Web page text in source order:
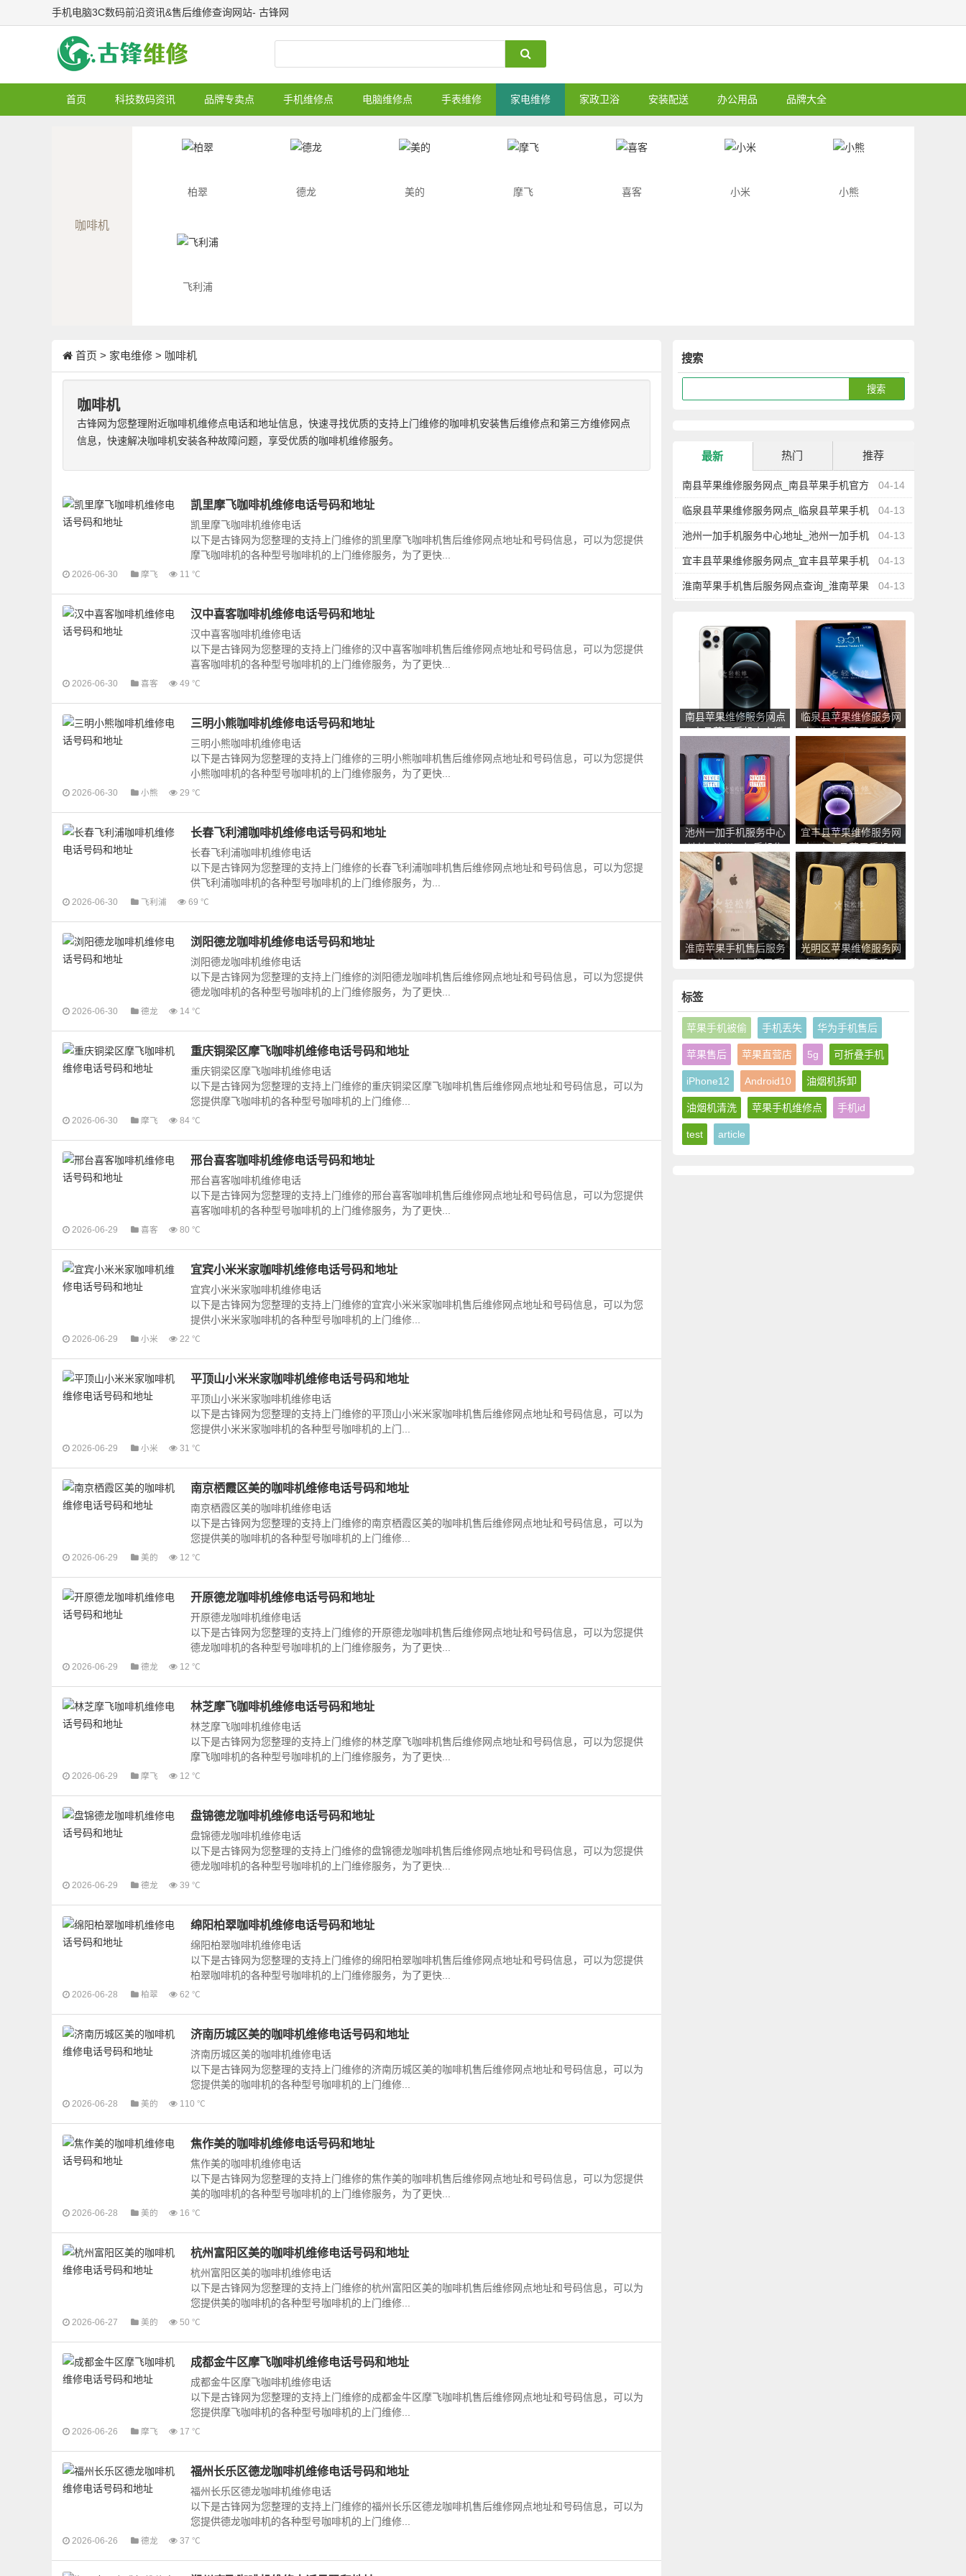
手机电脑3C数码前沿资讯&售后维修查询网站- 古锋网
首页 科技数码资讯 品牌专卖点 手机维修点 电脑维修点 手表维修 家电维修 家政卫浴 安装配送 办公用品 品牌大全
咖啡机
柏翠 德龙 美的 摩飞 喜客 小米 小熊
飞利浦
搜索
最新 热门 推荐
04-14
南县苹果维修服务网点_南县苹果手机官方
授权售后维修中心地址电话 04-13
临泉县苹果维修服务网点_临泉县苹果手机
官方授权售后维修中心地址电话 04-13
池州一加手机服务中心地址_池州一加手机
售后维修点查询 04-13
宜丰县苹果维修服务网点_宜丰县苹果手机
官方授权售后维修中心地址电话 04-13
淮南苹果手机售后服务网点查询_淮南苹果
南县苹果维修服务网点
_南县苹果手机官方授
临泉县苹果维修服务网
点_临泉县苹果手机官
方授权售后维修中心地
址电话
池州一加手机服务中心
地址_池州一加手机售
后维修点查询
宜丰县苹果维修服务网
点_宜丰县苹果手机官
方授权售后维修中心地
址电话
淮南苹果手机售后服务
网点查询_淮南苹果手
光明区苹果维修服务网
点_光明区苹果手机官
标签
苹果手机被偷 手机丢失 华为手机售后
苹果售后 苹果直营店 5g 可折叠手机
iPhone12 Android10 油烟机拆卸
油烟机清洗 苹果手机维修点 手机id
test article
首页 > 家电维修 > 咖啡机
咖啡机
古锋网为您整理附近咖啡机维修点电话和地址信息，快速寻找优质的支持上门维修的咖啡机安装售后维修点和第三方维修网点
信息，快速解决咖啡机安装各种故障问题，享受优质的咖啡机维修服务。
凯里摩飞咖啡机维修电话号码和地址
凯里摩飞咖啡机维修电话
以下是古锋网为您整理的支持上门维修的凯里摩飞咖啡机售后维修网点地址和号码信息，可以为您提供
摩飞咖啡机的各种型号咖啡机的上门维修服务，为了更快...
2026-06-30 摩飞 11 ℃
汉中喜客咖啡机维修电话号码和地址
汉中喜客咖啡机维修电话
以下是古锋网为您整理的支持上门维修的汉中喜客咖啡机售后维修网点地址和号码信息，可以为您提供
喜客咖啡机的各种型号咖啡机的上门维修服务，为了更快...
2026-06-30 喜客 49 ℃
三明小熊咖啡机维修电话号码和地址
三明小熊咖啡机维修电话
以下是古锋网为您整理的支持上门维修的三明小熊咖啡机售后维修网点地址和号码信息，可以为您提供
小熊咖啡机的各种型号咖啡机的上门维修服务，为了更快...
2026-06-30 小熊 29 ℃
长春飞利浦咖啡机维修电话号码和地址
长春飞利浦咖啡机维修电话
以下是古锋网为您整理的支持上门维修的长春飞利浦咖啡机售后维修网点地址和号码信息，可以为您提
供飞利浦咖啡机的各种型号咖啡机的上门维修服务，为...
2026-06-30 飞利浦 69 ℃
浏阳德龙咖啡机维修电话号码和地址
浏阳德龙咖啡机维修电话
以下是古锋网为您整理的支持上门维修的浏阳德龙咖啡机售后维修网点地址和号码信息，可以为您提供
德龙咖啡机的各种型号咖啡机的上门维修服务，为了更快...
2026-06-30 德龙 14 ℃
重庆铜梁区摩飞咖啡机维修电话号码和地址
重庆铜梁区摩飞咖啡机维修电话
以下是古锋网为您整理的支持上门维修的重庆铜梁区摩飞咖啡机售后维修网点地址和号码信息，可以为
您提供摩飞咖啡机的各种型号咖啡机的上门维修...
2026-06-30 摩飞 84 ℃
邢台喜客咖啡机维修电话号码和地址
邢台喜客咖啡机维修电话
以下是古锋网为您整理的支持上门维修的邢台喜客咖啡机售后维修网点地址和号码信息，可以为您提供
喜客咖啡机的各种型号咖啡机的上门维修服务，为了更快...
2026-06-29 喜客 80 ℃
宜宾小米米家咖啡机维修电话号码和地址
宜宾小米米家咖啡机维修电话
以下是古锋网为您整理的支持上门维修的宜宾小米米家咖啡机售后维修网点地址和号码信息，可以为您
提供小米米家咖啡机的各种型号咖啡机的上门维修...
2026-06-29 小米 22 ℃
平顶山小米米家咖啡机维修电话号码和地址
平顶山小米米家咖啡机维修电话
以下是古锋网为您整理的支持上门维修的平顶山小米米家咖啡机售后维修网点地址和号码信息，可以为
您提供小米米家咖啡机的各种型号咖啡机的上门...
2026-06-29 小米 31 ℃
南京栖霞区美的咖啡机维修电话号码和地址
南京栖霞区美的咖啡机维修电话
以下是古锋网为您整理的支持上门维修的南京栖霞区美的咖啡机售后维修网点地址和号码信息，可以为
您提供美的咖啡机的各种型号咖啡机的上门维修...
2026-06-29 美的 12 ℃
开原德龙咖啡机维修电话号码和地址
开原德龙咖啡机维修电话
以下是古锋网为您整理的支持上门维修的开原德龙咖啡机售后维修网点地址和号码信息，可以为您提供
德龙咖啡机的各种型号咖啡机的上门维修服务，为了更快...
2026-06-29 德龙 12 ℃
林芝摩飞咖啡机维修电话号码和地址
林芝摩飞咖啡机维修电话
以下是古锋网为您整理的支持上门维修的林芝摩飞咖啡机售后维修网点地址和号码信息，可以为您提供
摩飞咖啡机的各种型号咖啡机的上门维修服务，为了更快...
2026-06-29 摩飞 12 ℃
盘锦德龙咖啡机维修电话号码和地址
盘锦德龙咖啡机维修电话
以下是古锋网为您整理的支持上门维修的盘锦德龙咖啡机售后维修网点地址和号码信息，可以为您提供
德龙咖啡机的各种型号咖啡机的上门维修服务，为了更快...
2026-06-29 德龙 39 ℃
绵阳柏翠咖啡机维修电话号码和地址
绵阳柏翠咖啡机维修电话
以下是古锋网为您整理的支持上门维修的绵阳柏翠咖啡机售后维修网点地址和号码信息，可以为您提供
柏翠咖啡机的各种型号咖啡机的上门维修服务，为了更快...
2026-06-28 柏翠 62 ℃
济南历城区美的咖啡机维修电话号码和地址
济南历城区美的咖啡机维修电话
以下是古锋网为您整理的支持上门维修的济南历城区美的咖啡机售后维修网点地址和号码信息，可以为
您提供美的咖啡机的各种型号咖啡机的上门维修...
2026-06-28 美的 110 ℃
焦作美的咖啡机维修电话号码和地址
焦作美的咖啡机维修电话
以下是古锋网为您整理的支持上门维修的焦作美的咖啡机售后维修网点地址和号码信息，可以为您提供
美的咖啡机的各种型号咖啡机的上门维修服务，为了更快...
2026-06-28 美的 16 ℃
杭州富阳区美的咖啡机维修电话号码和地址
杭州富阳区美的咖啡机维修电话
以下是古锋网为您整理的支持上门维修的杭州富阳区美的咖啡机售后维修网点地址和号码信息，可以为
您提供美的咖啡机的各种型号咖啡机的上门维修...
2026-06-27 美的 50 ℃
成都金牛区摩飞咖啡机维修电话号码和地址
成都金牛区摩飞咖啡机维修电话
以下是古锋网为您整理的支持上门维修的成都金牛区摩飞咖啡机售后维修网点地址和号码信息，可以为
您提供摩飞咖啡机的各种型号咖啡机的上门维修...
2026-06-26 摩飞 17 ℃
福州长乐区德龙咖啡机维修电话号码和地址
福州长乐区德龙咖啡机维修电话
以下是古锋网为您整理的支持上门维修的福州长乐区德龙咖啡机售后维修网点地址和号码信息，可以为
您提供德龙咖啡机的各种型号咖啡机的上门维修...
2026-06-26 德龙 37 ℃